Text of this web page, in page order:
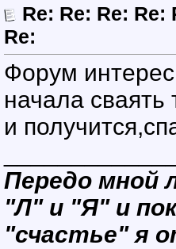
Re: Re: Re: Re:
Re:
Форум
начала сваять
и
Передо мной
"Л" и "Я" и
"счастье" я